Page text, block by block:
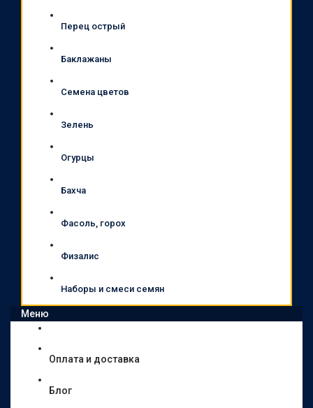
Перец острый
Баклажаны
Семена цветов
Зелень
Огурцы
Бахча
Фасоль, горох
Физалис
Наборы и смеси семян
Меню
Оплата и доставка
Блог